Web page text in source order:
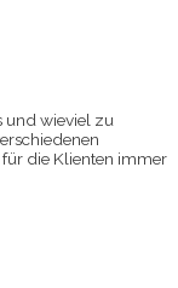
und wieviel zu
die Klienten immer